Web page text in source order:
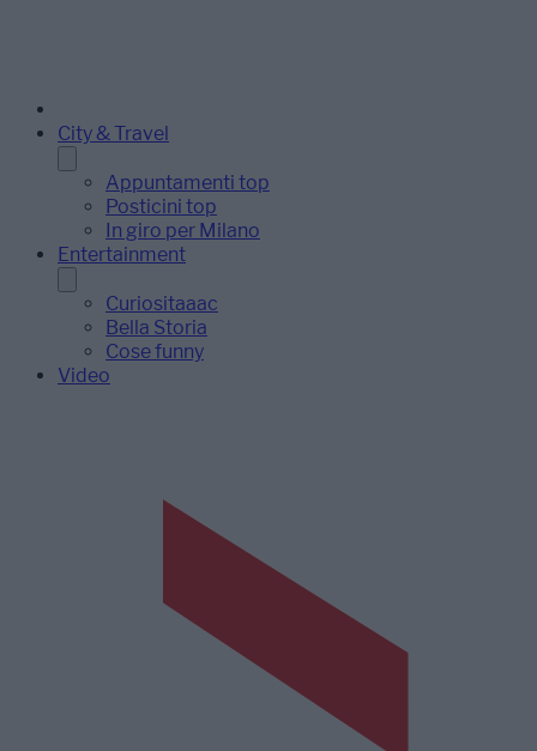
City & Travel
Appuntamenti top
Posticini top
In giro per Milano
Entertainment
Curiositaaac
Bella Storia
Cose funny
Video